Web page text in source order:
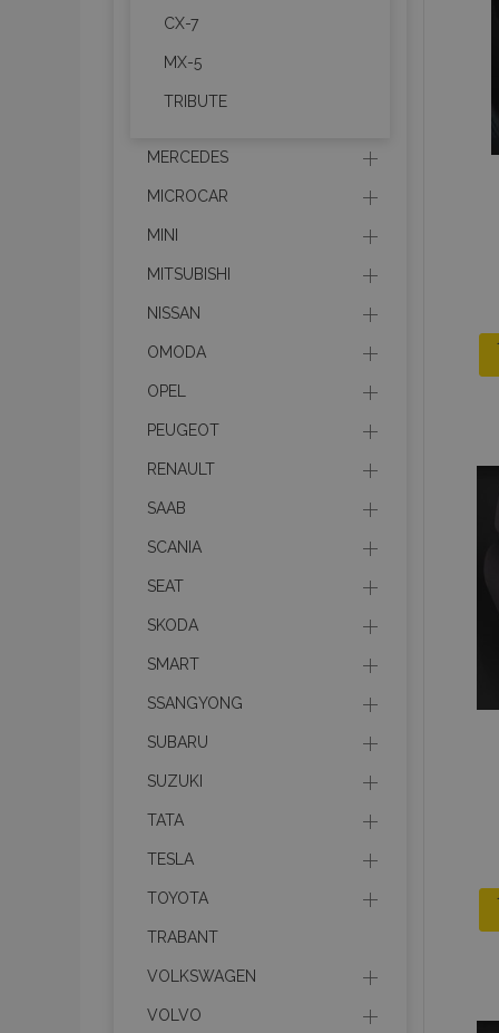
CX-7
MX-5
TRIBUTE
MERCEDES
MICROCAR
MINI
MITSUBISHI
NISSAN
OMODA
OPEL
PEUGEOT
RENAULT
SAAB
SCANIA
SEAT
SKODA
SMART
SSANGYONG
SUBARU
SUZUKI
TATA
TESLA
TOYOTA
TRABANT
VOLKSWAGEN
VOLVO
mage-cache-
X-Magento-Vary